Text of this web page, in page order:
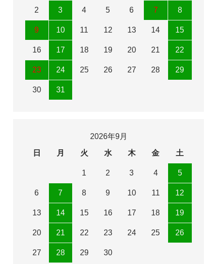
2 3 4 5 6 7 8
9 10 11 12 13 14 15
16 17 18 19 20 21 22
23 24 25 26 27 28 29
30 31
2026年9月
日
月 火 水 木 金 土
1 2 3 4 5
6 7 8 9 10 11 12
13 14 15 16 17 18 19
20 21 22 23 24 25 26
27 28 29 30